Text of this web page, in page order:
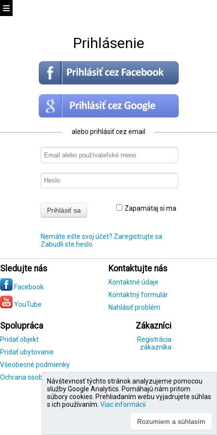
Prihlásenie
alebo prihlásiť cez email
Zapamätaj si ma
Nemáte ešte svoj účet? Zaregistrujte sa
Zabudli ste heslo
Sledujte nás
Facebook
YouTube
Kontaktujte nás
Kontaktné údaje
Kontaktný formulár
Nahlásiť problém
Spolupráca
Pridať objekt
Pridať ubytovanie
Všeobecné podmienky
Ochrana osobných údajov
Zákazníci
Registrácia
zákazníka
Návštevnosť týchto stránok analyzujeme pomocou
služby Google Analytics. Pomáhajú nám pritom
súbory cookies. Prehliadaním webu vyjadrujete súhlas
s ich používaním. Viac informácií